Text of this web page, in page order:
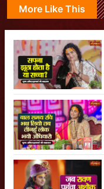
More Like This